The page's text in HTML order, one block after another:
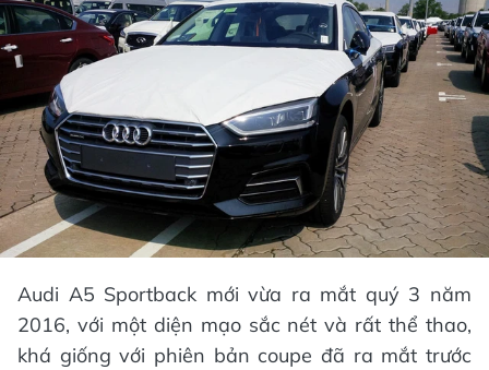
Audi A5 Sportback mới vừa ra mắt quý 3 năm
2016, với một diện mạo sắc nét và rất thể thao,
khá giống với phiên bản coupe đã ra mắt trước